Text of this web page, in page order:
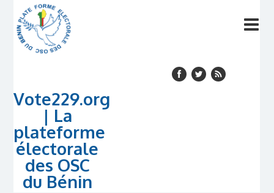
Vote229.org
| La
plateforme
électorale
des OSC
du Bénin